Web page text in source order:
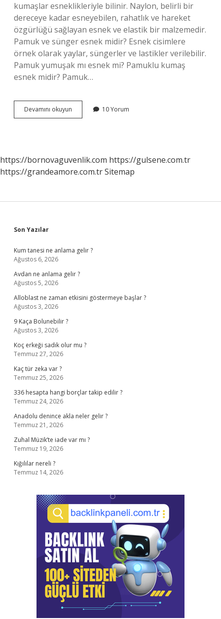
kumaşlar esneklikleriyle bilinir. Naylon, belirli bir
dereceye kadar esneyebilen, rahatlık ve hareket
özgürlüğü sağlayan esnek ve elastik bir malzemedir.
Pamuk ve sünger esnek midir? Esnek cisimlere
örnek olarak yaylar, süngerler ve lastikler verilebilir.
Pamuk yumuşak mı esnek mi? Pamuklu kumaş
esnek midir? Pamuk…
Devamını okuyun
Esnek
10 Yorum
https://bornovaguvenlik.com https://gulsene.com.tr
https://grandeamore.com.trSitemap
Sidebar
Son Yazılar
Kum tanesi ne anlama gelir ?
Ağustos 6, 2026
Avdan ne anlama gelir ?
Ağustos 5, 2026
Alloblast ne zaman etkisini göstermeye başlar ?
Ağustos 3, 2026
9 Kaça Bolunebilir ?
Ağustos 3, 2026
Koç erkeği sadık olur mu ?
Temmuz 27, 2026
Kaç tür zeka var ?
Temmuz 25, 2026
336 hesapta hangi borçlar takip edilir ?
Temmuz 24, 2026
Anadolu denince akla neler gelir ?
Temmuz 21, 2026
Zuhal Müzik’te iade var mı ?
Temmuz 19, 2026
Kığılılar nereli ?
Temmuz 14, 2026